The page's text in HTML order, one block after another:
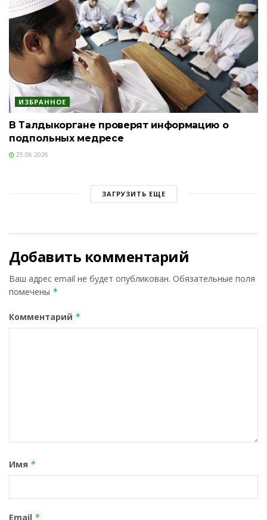
ИЗБРАННОЕ
В Талдыкоргане проверят информацию о
подпольных медресе
25.06.2026
ЗАГРУЗИТЬ ЕЩЕ
Добавить комментарий
Ваш адрес email не будет опубликован. Обязательные поля
помечены *
Комментарий *
Имя *
Email *